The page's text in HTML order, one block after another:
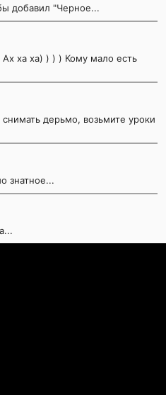
добавил "Черное...
ха ха) ) ) ) Кому мало есть
дерьмо, возьмите уроки
знатное...